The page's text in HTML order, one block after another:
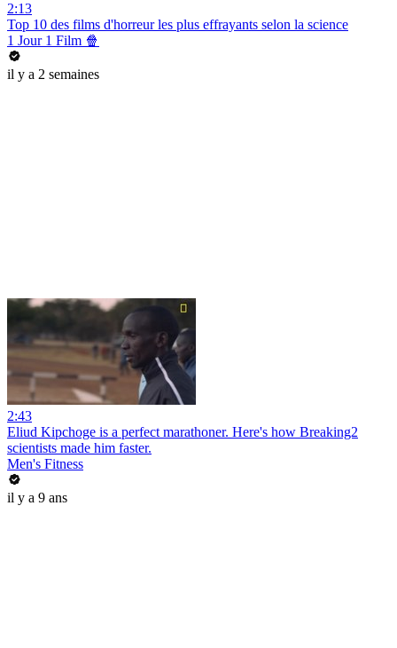
2:13
Top 10 des films d'horreur les plus effrayants selon la science
1 Jour 1 Film 🍿
il y a 2 semaines
2:43
Eliud Kipchoge is a perfect marathoner. Here's how Breaking2
scientists made him faster.
Men's Fitness
il y a 9 ans